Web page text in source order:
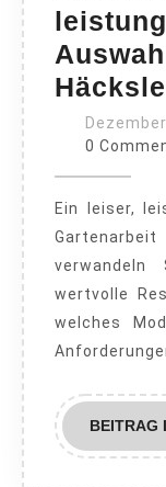
0
Ein leiser, leistungsstarker Häcksler kann die
wertvolle
welches
BEITRAG